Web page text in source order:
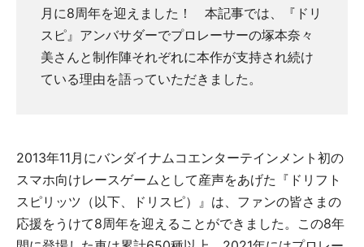
月に8周年を迎えました！ 本記事では、『ドリ
スピ』アンバサダーでプロレーサーの塚本奈々
美さんと制作陣それぞれに本作が支持され続け
ている理由を語っていただきました。
2013年11月にバンダイナムコエンターテインメント初の
スマホ向けレースゲームとして産声をあげた『ドリフト
スピリッツ（以下、ドリスピ）』は、ファンの皆さまの
応援をうけて8周年を迎えることができました。この8年